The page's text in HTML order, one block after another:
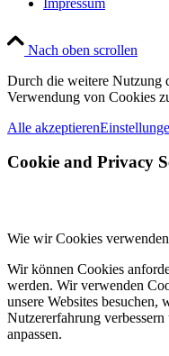
Nach oben scrollen
Durch die weitere Nutzung
Verwendung von Cookies
Alle akzeptieren
Cookie and Privacy
Wie wir Cookies verwenden
Wir können Cookies
werden. Wir verwenden
unsere Websites besuchen,
Nutzererfahrung
anpassen.